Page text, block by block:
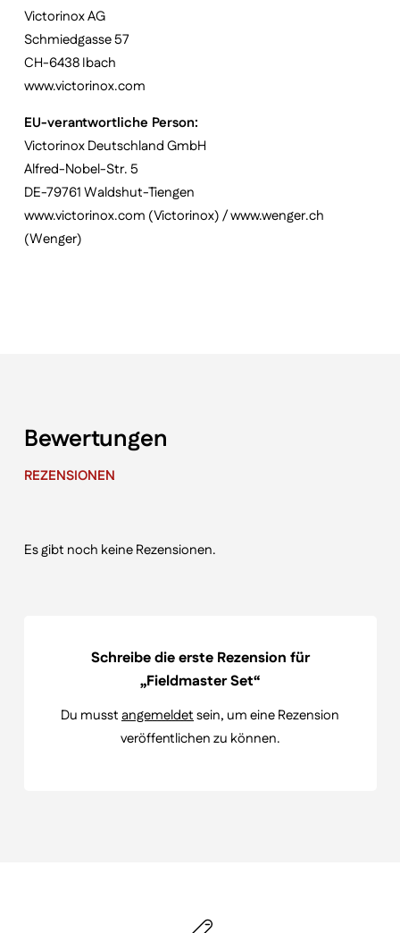
Victorinox AG
Schmiedgasse 57
CH-6438 Ibach
www.victorinox.com
EU-verantwortliche Person:
Victorinox Deutschland GmbH
Alfred-Nobel-Str. 5
DE-79761 Waldshut-Tiengen
www.victorinox.com (Victorinox) / www.wenger.ch
(Wenger)
Bewertungen
REZENSIONEN
Es gibt noch keine Rezensionen.
Schreibe die erste Rezension für
„Fieldmaster Set“
Du musstangemeldetsein, um eine Rezension
veröffentlichen zu können.